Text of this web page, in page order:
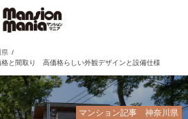
と間取り 高価格らしい外観デザインと設備仕様
マンション記事 神奈川県